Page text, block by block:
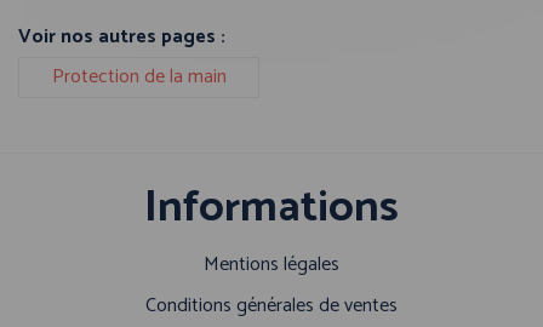
Voir nos autres pages :
Protection de la main
Informations
Mentions légales
Conditions générales de ventes